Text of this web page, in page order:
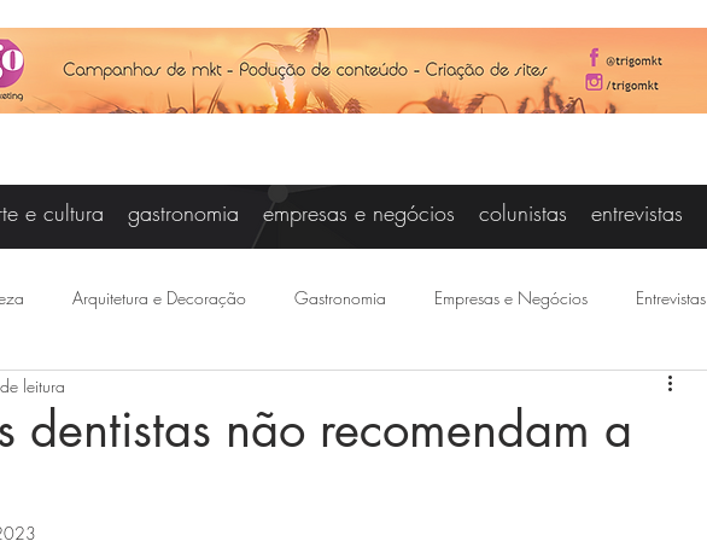
e cultura gastronomia empresas e negócios colunistas entrevistas
Arquitetura e Decoração Gastronomia Empresas e Negócios Entrevistas
Vanessa Campos Lucas Eibs
dentistas não recomendam a
leitura